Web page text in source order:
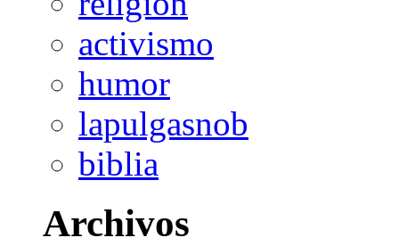
activismo
humor
lapulgasnob
biblia
Archivos